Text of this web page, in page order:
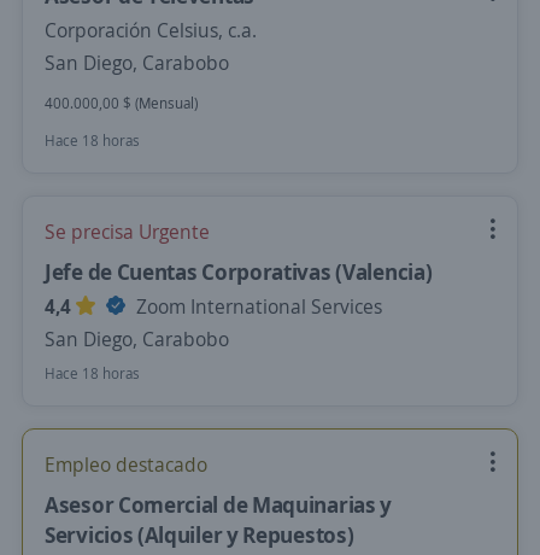
Corporación Celsius, c.a.
San Diego, Carabobo
400.000,00 $ (Mensual)
Hace 18 horas
Se precisa Urgente
Jefe de Cuentas Corporativas (Valencia)
4,4
Zoom International Services
San Diego, Carabobo
Hace 18 horas
Empleo destacado
Asesor Comercial de Maquinarias y
Servicios (Alquiler y Repuestos)